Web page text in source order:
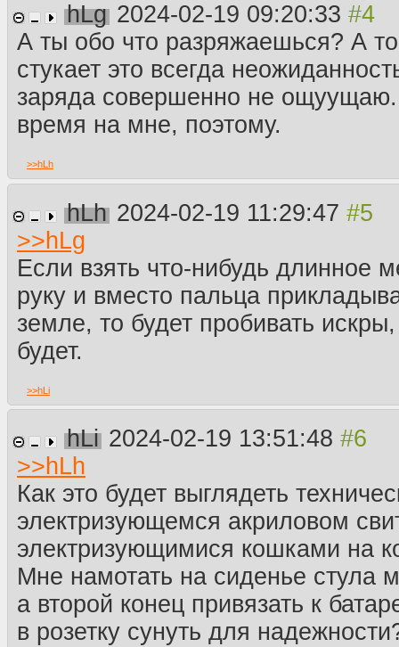
hLg 2024-02-19 09:20:33
А ты обо что разряжаешься? А
стукает это всегда
заряда совершенно не
время на мне, поэтому.
>>hLh
hLh 2024-02-19 11:29:47
>>hLg
Если взять что-нибудь длинное
руку и вместо пальца
земле, то будет пробивать
будет.
>>hLi
hLi 2024-02-19 13:51:48
>>hLh
Как это будет выглядеть
электризующемся акриловом
электризующимися кошками на
Мне намотать на сиденье стула
а второй конец привязать к
в розетку сунуть для